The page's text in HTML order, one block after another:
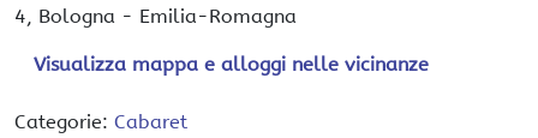
4, Bologna - Emilia-Romagna
Visualizza mappa e alloggi nelle vicinanze
Categorie: Cabaret